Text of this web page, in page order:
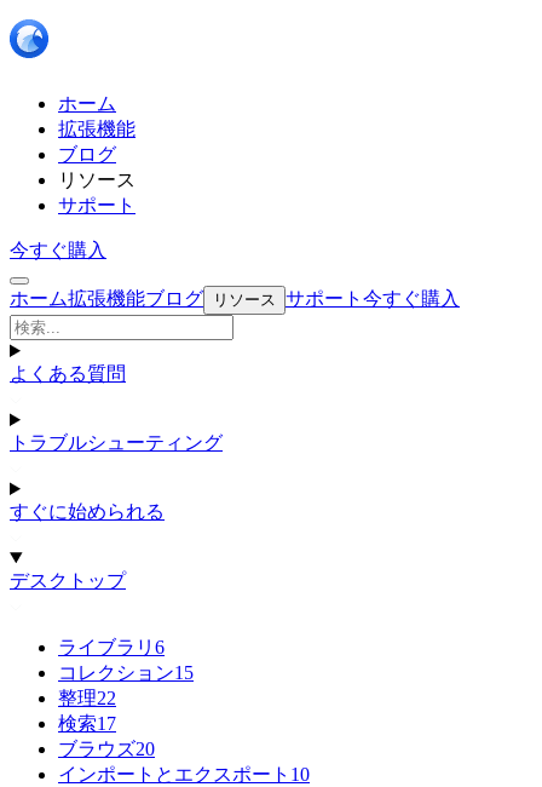
ホーム
拡張機能
ブログ
リソース
サポート
今すぐ購入
ホーム拡張機能ブログ リソース サポート 今すぐ購入
よくある質問
トラブルシューティング
すぐに始められる
デスクトップ
ライブラリ 6
コレクション15
整理22
検索17
ブラウズ20
インポートとエクスポート 10